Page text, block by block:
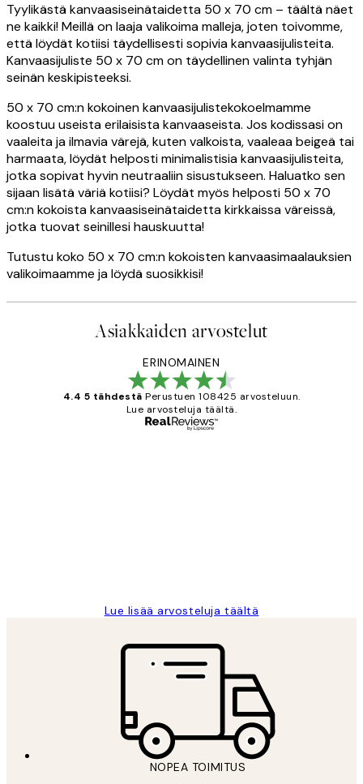
Tyylikästä kanvaasiseinätaidetta 50 x 70 cm – täältä näet
ne kaikki! Meillä on laaja valikoima malleja, joten toivomme,
että löydät kotiisi täydellisesti sopivia kanvaasijulisteita.
Kanvaasijuliste 50 x 70 cm on täydellinen valinta tyhjän
seinän keskipisteeksi.
50 x 70 cm:n kokoinen kanvaasijulistekokoelmamme
koostuu useista erilaisista kanvaaseista. Jos kodissasi on
vaaleita ja ilmavia värejä, kuten valkoista, vaaleaa beigeä tai
harmaata, löydät helposti minimalistisia kanvaasijulisteita,
jotka sopivat hyvin neutraaliin sisustukseen. Haluatko sen
sijaan lisätä väriä kotiisi? Löydät myös helposti 50 x 70
cm:n kokoista kanvaasiseinätaidetta kirkkaissa väreissä,
jotka tuovat seinillesi hauskuutta!
Tutustu koko 50 x 70 cm:n kokoisten kanvaasimaalauksien
valikoimaamme ja löydä suosikkisi!
Asiakkaiden arvostelut
ERINOMAINEN
4.4 5 tähdestä Perustuen 108425 arvosteluun.
Lue arvosteluja täältä.
Lue lisää arvosteluja täältä
NOPEA TOIMITUS